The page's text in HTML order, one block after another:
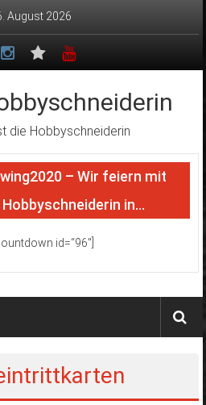
August 2026
die Hobbyschneiderin
– Wir feiern mit
in…
id=“96″]